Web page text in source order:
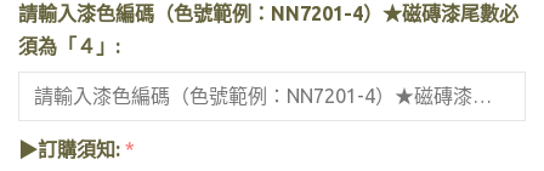
請輸入漆色編碼（色號範例：NN7201-4）★磁磚漆尾數必
須為「４」:
▶訂購須知: *